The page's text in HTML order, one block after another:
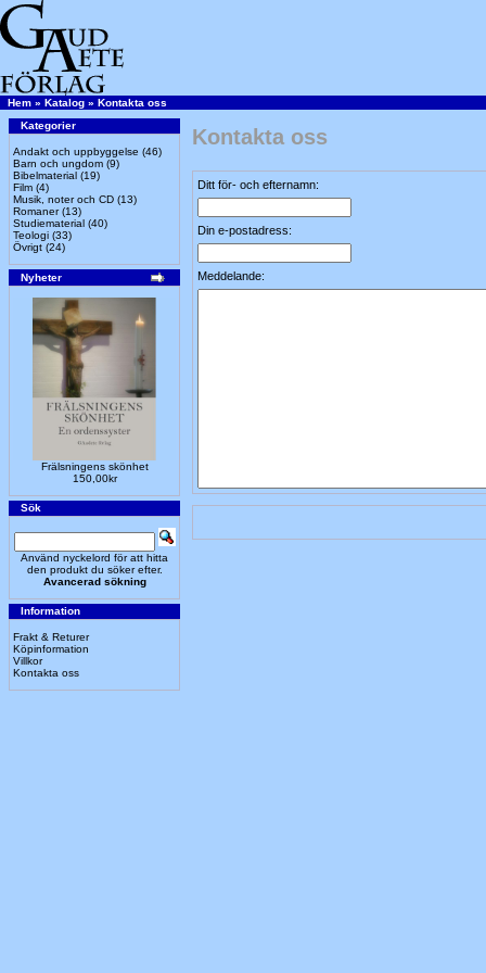
Hem » Katalog » Kontakta oss
Kategorier
Andakt och uppbyggelse (46)
Barn och ungdom (9)
Bibelmaterial (19)
Film (4)
Musik, noter och CD (13)
Romaner(13)
Studiematerial (40)
Teologi (33)
Övrigt (24)
Nyheter
Frälsningens skönhet
150,00kr
Sök
Använd nyckelord för att hitta
den produkt du söker efter.
Avancerad sökning
Information
Frakt & Returer
Köpinformation
Villkor
Kontakta oss
Kontakta oss
Ditt för- och efternamn:
Din e-postadress:
Meddelande: